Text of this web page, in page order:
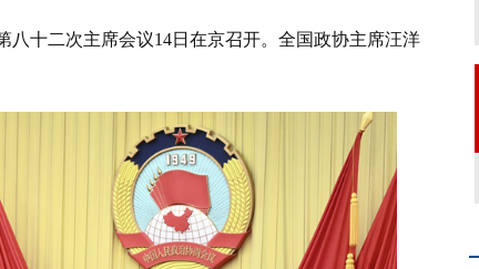
八十二次主席会议14日在京召开。全国政协主席汪洋